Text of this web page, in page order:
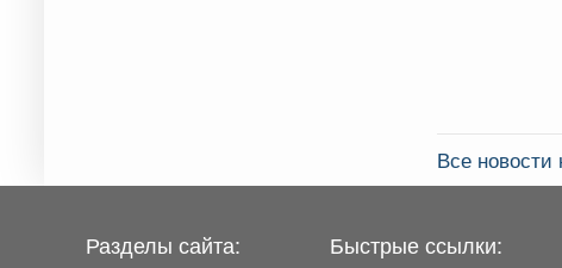
Все
Разделы сайта: Быстрые ссылки: